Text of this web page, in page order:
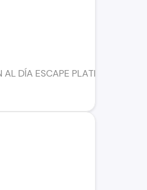
DÍA ESCAPE PLATINUM 2.0